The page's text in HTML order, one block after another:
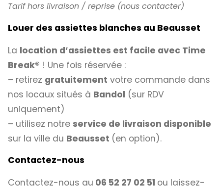
Tarif hors livraison / reprise (nous contacter)
Louer des assiettes blanches au Beausset
La location d’assiettes est facile avec Time
Break® ! Une fois réservée :
– retirez gratuitement votre commande dans
nos locaux situés à Bandol (sur RDV
uniquement)
– utilisez notre service de livraison disponible
sur la ville du Beausset (en option).
Contactez-nous
Contactez-nous au 06 52 27 02 51 ou laissez-